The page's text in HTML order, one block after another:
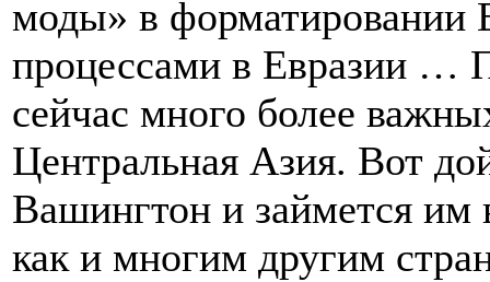
моды» в форматировании
процессами в Евразии …
сейчас много более
Центральная Азия. Вот
Вашингтон и займется
как и многим другим